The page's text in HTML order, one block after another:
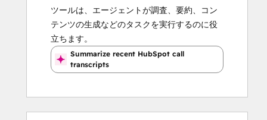
ツールは、エージェントが調査、要約、コン
テンツの生成などのタスクを実行するのに役
立ちます。
Summarize recent HubSpot call
transcripts